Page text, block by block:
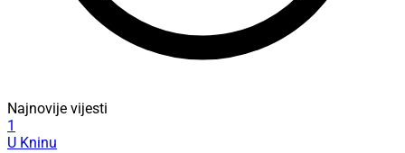
Najnovije vijesti
1
U Kninu